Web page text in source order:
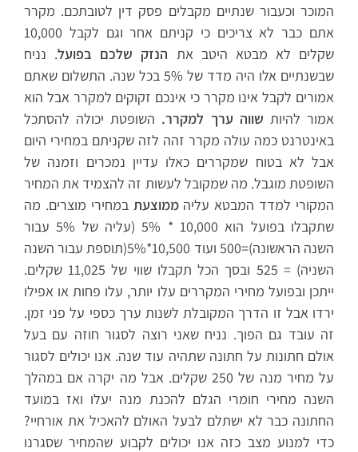
המוכר וכעבור שנתיים מקבלים פסק דין לטובתכם. מקרר
אתם כבר לא צריכים כי קניתם אחר וגם לקבל 10,000
שקלים לא מבטא היטב את הנזק שלכם בפועל. נניח
שבשנתיים אלו היה מדד של 5% בכל שנה. התשלום שאתם
אמורים לקבל אינו מקרר כי אינכם זקוקים למקרר אבל הוא
אמור להיות שווה ערך למקרר. השופטת יכולה להסתכל
באינטרנט כמה עולה מקרר זהה לזה שקניתם במחירי היום
אבל לא בטוח שמקררים כאלו עדיין נמכרים וזמנה של
השופטת מוגבל. מה שמקובל לעשות זה להצמיד את המחיר
המקורי למדד המבטא עליהממוצעתבמחירי מוצרים. מה
שתקבלו בפועל הוא 10,000 * 5% (עליה של 5% עבור
השנה הראשונה)=500 ועוד 10,500*5%(תוספת עבור השנה
השניה) = 525 ובסך הכל תקבלו שווי של 11,025 שקלים.
ייתכן ובפועל מחירי המקררים עלו יותר, עלו פחות או אפילו
ירדו אבל זו הדרך המקובלת לשנות ערך כספי על פני זמן.
זה עובד גם הפוך. נניח שאני רוצה לסגור חוזה עם בעל
אולם חתונות על חתונה שתהיה עוד שנה. אנו יכולים לסגור
על מחיר מנה של 250 שקלים. אבל מה יקרה אם במהלך
השנה מחירי חומרי הגלם להכנת מנה יעלו ואז במועד
החתונה כבר לא ישתלם לבעל האולם להאכיל את אורחיי?
כדי למנוע מצב כזה אנו יכולים לקבוע שהמחיר שסגרנו